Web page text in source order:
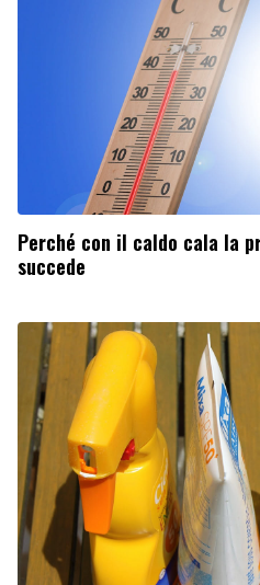
Perché con il caldo cala la
succede